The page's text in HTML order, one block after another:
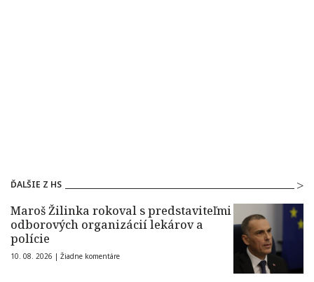
ĎALŠIE Z HS
Maroš Žilinka rokoval s predstaviteľmi
odborových organizácií lekárov a
polície
10. 08. 2026 | Žiadne komentáre